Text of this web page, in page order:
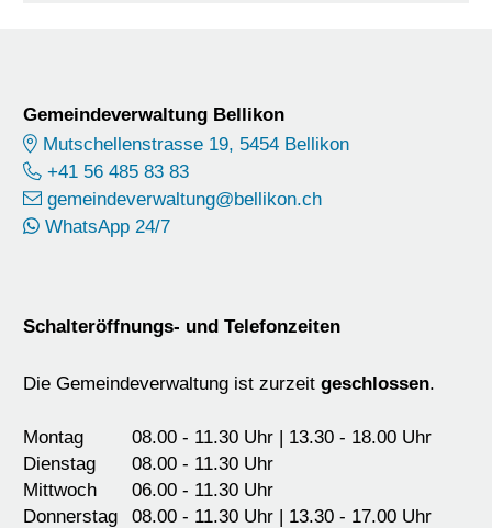
Footer
Gemeindeverwaltung Bellikon
Mutschellenstrasse 19, 5454 Bellikon
+41 56 485 83 83
gemeindeverwaltung@bellikon.ch
WhatsApp 24/7
Schalteröffnungs- und Telefonzeiten
Die Gemeindeverwaltung ist zurzeitgeschlossen.
Montag
08.00 - 11.30 Uhr | 13.30 - 18.00 Uhr
Dienstag
08.00 - 11.30 Uhr
Mittwoch
06.00 - 11.30 Uhr
Donnerstag
08.00 - 11.30 Uhr | 13.30 - 17.00 Uhr